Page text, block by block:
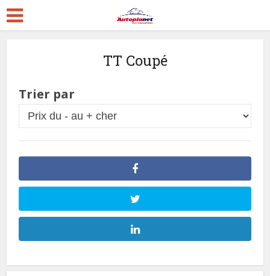
TT Coupé
Trier par